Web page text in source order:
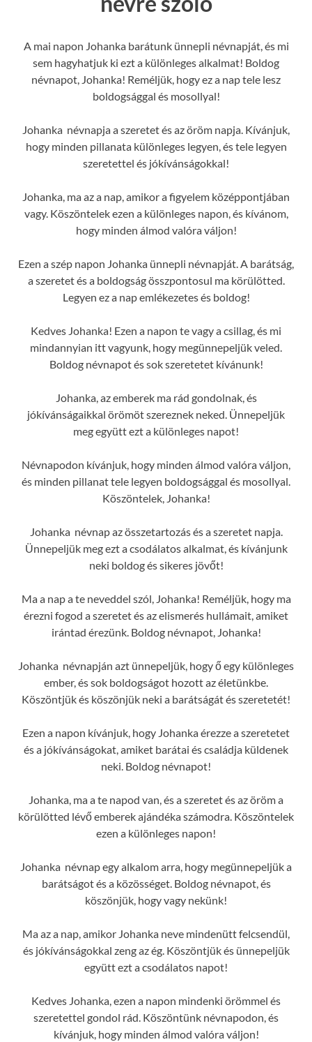
A mai napon Johanka barátunk ünnepli névnapját, és mi
sem hagyhatjuk ki ezt a különleges alkalmat! Boldog
névnapot, Johanka! Reméljük, hogy ez a nap tele lesz
boldogsággal és mosollyal!
Johanka névnapja a szeretet és az öröm napja. Kívánjuk,
hogy minden pillanata különleges legyen, és tele legyen
szeretettel és jókívánságokkal!
Johanka, ma az a nap, amikor a figyelem középpontjában
vagy. Köszöntelek ezen a különleges napon, és kívánom,
hogy minden álmod valóra váljon!
Ezen a szép napon Johanka ünnepli névnapját. A barátság,
a szeretet és a boldogság összpontosul ma körülötted.
Legyen ez a nap emlékezetes és boldog!
Kedves Johanka! Ezen a napon te vagy a csillag, és mi
mindannyian itt vagyunk, hogy megünnepeljük veled.
Boldog névnapot és sok szeretetet kívánunk!
Johanka, az emberek ma rád gondolnak, és
jókívánságaikkal örömöt szereznek neked. Ünnepeljük
meg együtt ezt a különleges napot!
Névnapodon kívánjuk, hogy minden álmod valóra váljon,
és minden pillanat tele legyen boldogsággal és mosollyal.
Köszöntelek, Johanka!
Johanka névnap az összetartozás és a szeretet napja.
Ünnepeljük meg ezt a csodálatos alkalmat, és kívánjunk
neki boldog és sikeres jövőt!
Ma a nap a te neveddel szól, Johanka! Reméljük, hogy ma
érezni fogod a szeretet és az elismerés hullámait, amiket
irántad érezünk. Boldog névnapot, Johanka!
Johanka névnapján azt ünnepeljük, hogy ő egy különleges
ember, és sok boldogságot hozott az életünkbe.
Köszöntjük és köszönjük neki a barátságát és szeretetét!
Ezen a napon kívánjuk, hogy Johanka érezze a szeretetet
és a jókívánságokat, amiket barátai és családja küldenek
neki. Boldog névnapot!
Johanka, ma a te napod van, és a szeretet és az öröm a
körülötted lévő emberek ajándéka számodra. Köszöntelek
ezen a különleges napon!
Johanka névnap egy alkalom arra, hogy megünnepeljük a
barátságot és a közösséget. Boldog névnapot, és
köszönjük, hogy vagy nekünk!
Ma az a nap, amikor Johanka neve mindenütt felcsendül,
és jókívánságokkal zeng az ég. Köszöntjük és ünnepeljük
együtt ezt a csodálatos napot!
Kedves Johanka, ezen a napon mindenki örömmel és
szeretettel gondol rád. Köszöntünk névnapodon, és
kívánjuk, hogy minden álmod valóra váljon!